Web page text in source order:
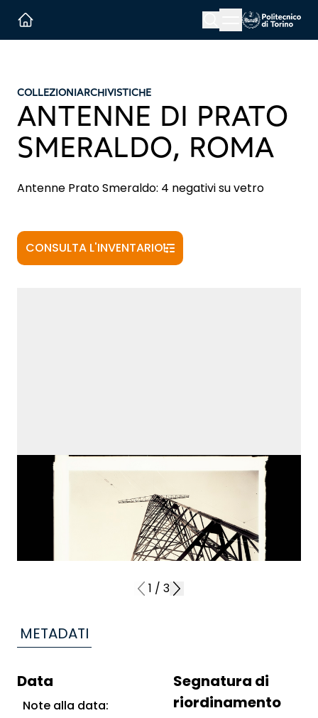
Menu button
COLLEZIONIARCHIVISTICHE
ANTENNE DI PRATO
SMERALDO, ROMA
Antenne Prato Smeraldo: 4 negativi su vetro
CONSULTA L'INVENTARIO
1 / 3
METADATI
Data
Note alla data:
Segnatura di
riordinamento